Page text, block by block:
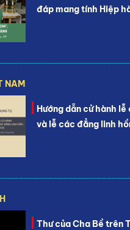
đáp mang tính Hiệp
NAM
Hướng dẫn cử hành
và lễ các đẳng linh
Thư của Cha Bề trên